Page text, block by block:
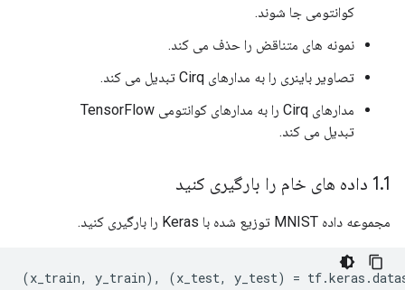
کوانتومی جا شوند.
نمونه های متناقض را حذف می کند.
تصاویر باینری را به مدارهای Cirq تبدیل می کند.
مدارهای Cirq را به مدارهای کوانتومی TensorFlow
تبدیل می کند.
1.1 داده های خام را بارگیری کنید
مجموعه داده MNIST توزیع شده با Keras را بارگیری کنید.
(x_train, y_train), (x_test, y_test) = tf.keras .